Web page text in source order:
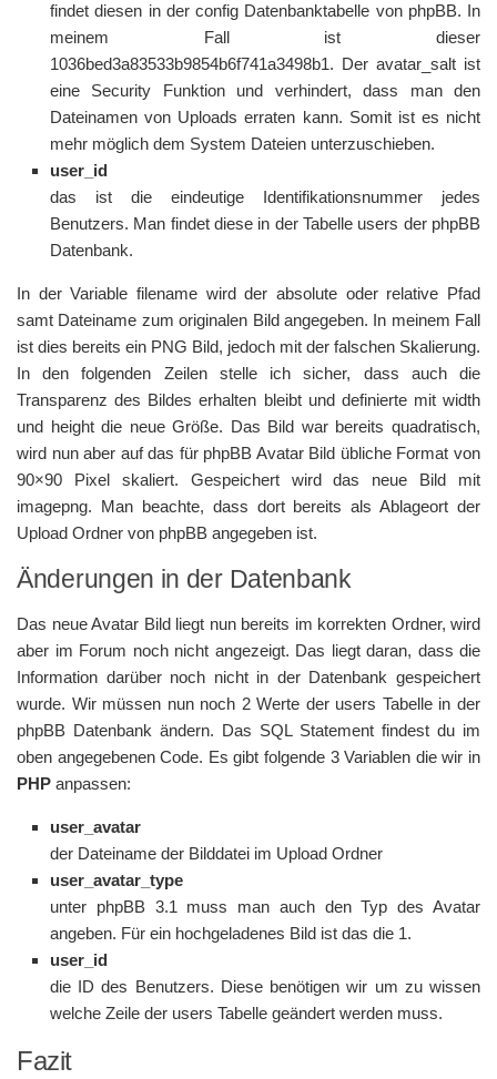
findet diesen in der config Datenbanktabelle von phpBB. In
meinem Fall ist dieser
1036bed3a83533b9854b6f741a3498b1. Der avatar_salt ist
eine Security Funktion und verhindert, dass man den
Dateinamen von Uploads erraten kann. Somit ist es nicht
mehr möglich dem System Dateien unterzuschieben.
user_id
das ist die eindeutige Identifikationsnummer jedes
Benutzers. Man findet diese in der Tabelle users der phpBB
Datenbank.
In der Variable filename wird der absolute oder relative Pfad
samt Dateiname zum originalen Bild angegeben. In meinem Fall
ist dies bereits ein PNG Bild, jedoch mit der falschen Skalierung.
In den folgenden Zeilen stelle ich sicher, dass auch die
Transparenz des Bildes erhalten bleibt und definierte mit width
und height die neue Größe. Das Bild war bereits quadratisch,
wird nun aber auf das für phpBB Avatar Bild übliche Format von
90×90 Pixel skaliert. Gespeichert wird das neue Bild mit
imagepng. Man beachte, dass dort bereits als Ablageort der
Upload Ordner von phpBB angegeben ist.
Änderungen in der Datenbank
Das neue Avatar Bild liegt nun bereits im korrekten Ordner, wird
aber im Forum noch nicht angezeigt. Das liegt daran, dass die
Information darüber noch nicht in der Datenbank gespeichert
wurde. Wir müssen nun noch 2 Werte der users Tabelle in der
phpBB Datenbank ändern. Das SQL Statement findest du im
oben angegebenen Code. Es gibt folgende 3 Variablen die wir in
PHP anpassen:
user_avatar
der Dateiname der Bilddatei im Upload Ordner
user_avatar_type
unter phpBB 3.1 muss man auch den Typ des Avatar
angeben. Für ein hochgeladenes Bild ist das die 1.
user_id
die ID des Benutzers. Diese benötigen wir um zu wissen
welche Zeile der users Tabelle geändert werden muss.
Fazit